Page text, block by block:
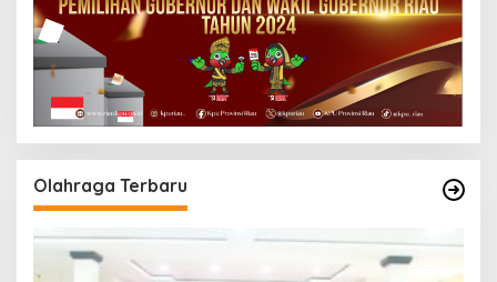
Olahraga Terbaru